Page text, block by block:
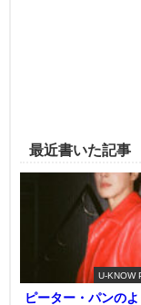
最近書いた記事
U-KNOW
ピーター・パンの